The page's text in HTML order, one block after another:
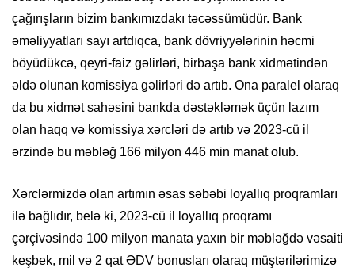
çağırışların bizim bankımızdakı təcəssümüdür. Bank
əməliyyatları sayı artdıqca, bank dövriyyələrinin həcmi
böyüdükcə, qeyri-faiz gəlirləri, birbaşa bank xidmətindən
əldə olunan komissiya gəlirləri də artıb. Ona paralel olaraq
da bu xidmət sahəsini bankda dəstəkləmək üçün lazım
olan haqq və komissiya xərcləri də artıb və 2023-cü il
ərzində bu məbləğ 166 milyon 446 min manat olub.
Xərclərmizdə olan artımın əsas səbəbi loyallıq proqramları
ilə bağlıdır, belə ki, 2023-cü il loyallıq proqramı
çərçivəsində 100 milyon manata yaxın bir məbləğdə vəsaiti
keşbek, mil və 2 qat ƏDV bonusları olaraq müştərilərimizə